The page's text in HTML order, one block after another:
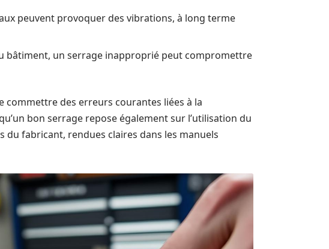
peuvent provoquer des vibrations, à long terme
bâtiment, un serrage inapproprié peut compromettre
commettre des erreurs courantes liées à la
bon serrage repose également sur l’utilisation du
du fabricant, rendues claires dans les manuels